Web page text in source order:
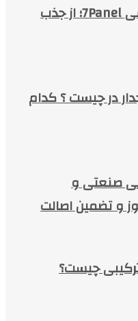
خدمات شبکه‌های اجتماعی 7Panel؛ از جذب
در چیست ؟ کدام
صنعتی و
و تضمین اصالت
چیست؟